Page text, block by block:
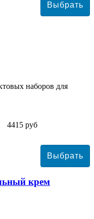
наборов для
4415 руб
крем